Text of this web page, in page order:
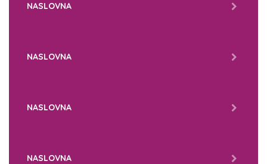
NASLOVNA
NASLOVNA
NASLOVNA
NASLOVNA